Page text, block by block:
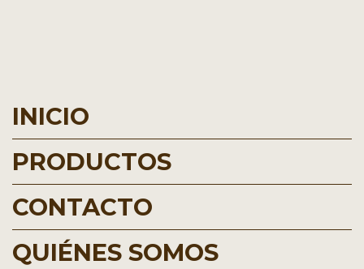
INICIO
PRODUCTOS
CONTACTO
QUIÉNES SOMOS